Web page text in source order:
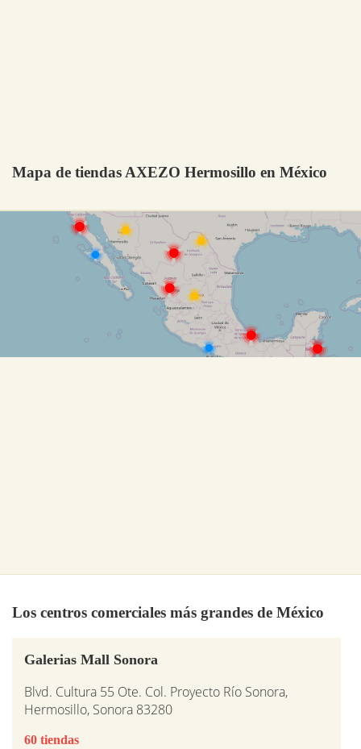
Mapa de tiendas AXEZO Hermosillo en México
Los centros comerciales más grandes de México
Galerias Mall Sonora
Blvd. Cultura 55 Ote. Col. Proyecto Río Sonora,
Hermosillo, Sonora 83280
60 tiendas